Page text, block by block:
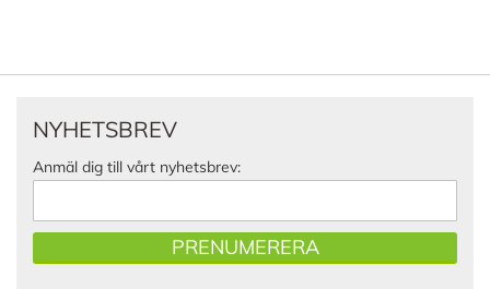
NYHETSBREV
Anmäl dig till vårt nyhetsbrev:
PRENUMERERA